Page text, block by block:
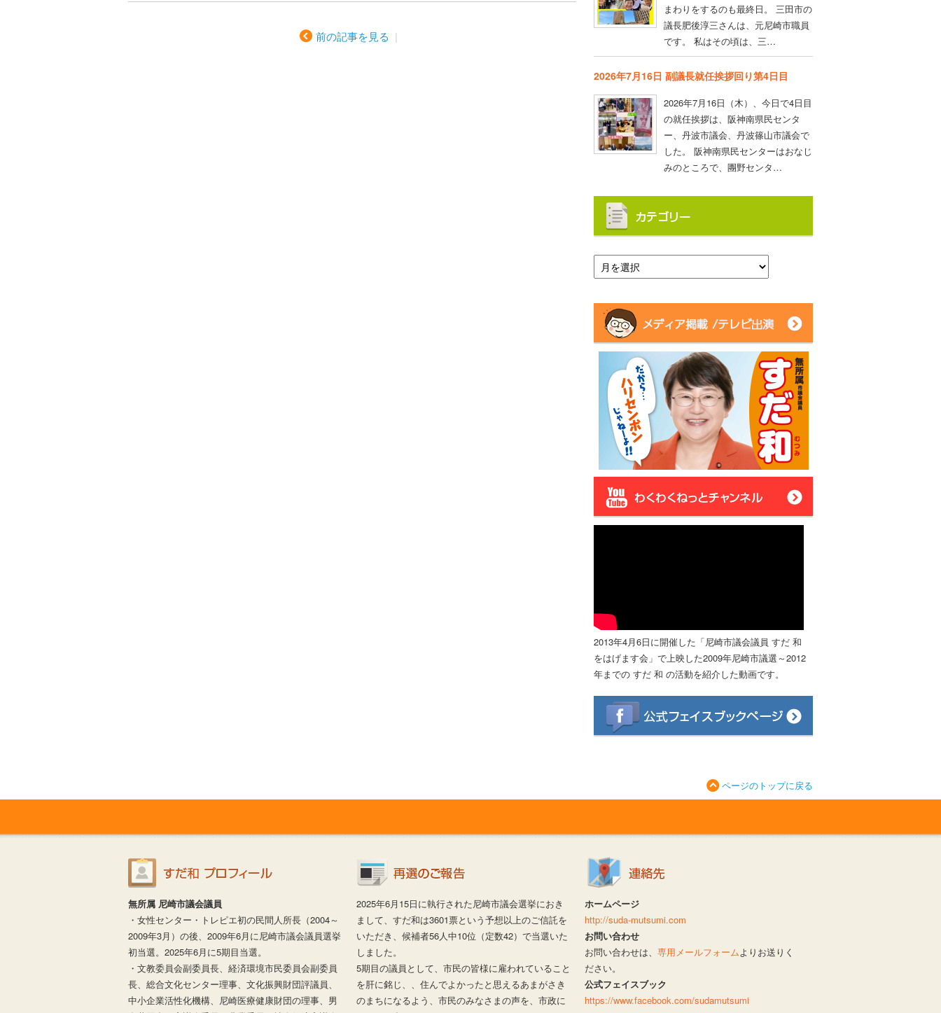
前の記事を見る
まわりをするのも最終日。 三田市の
議長肥後淳三さんは、元尼崎市職員
です。 私はその頃は、三…
2026年7月16日 副議長就任挨拶回り第4日目
2026年7月16日（木）、今日で4日目
の就任挨拶は、阪神南県民センタ
ー、丹波市議会、丹波篠山市議会で
した。 阪神南県民センターはおなじ
みのところで、團野センタ…
2013年4月6日に開催した「尼崎市議会議員 すだ 和
をはげます会」で上映した2009年尼崎市議選～2012
年までの すだ 和 の活動を紹介した動画です。
ページのトップに戻る
無所属 尼崎市議会議員
・女性センター・トレピエ初の民間人所長（2004～
2009年3月）の後、2009年6月に尼崎市議会議員選挙
初当選。2025年6月に5期目当選。
・文教委員会副委員長、経済環境市民委員会副委員
長、総合文化センター理事、文化振興財団評議員、
中小企業活性化機構、尼崎医療健康財団の理事、男
2025年6月15日に執行された尼崎市議会選挙におき
まして、すだ和は3601票という予想以上のご信託を
いただき、候補者56人中10位（定数42）で当選いた
しました。
5期目の議員として、市民の皆様に雇われていること
を肝に銘じ、、住んでよかったと思えるあまがさき
のまちになるよう、市民のみなさまの声を、市政に
ホームページ
http://suda-mutsumi.com
お問い合わせ
お問い合わせは、 専用メールフォームよりお送りく
ださい。
公式フェイスブック
https://www.facebook.com/sudamutsumi